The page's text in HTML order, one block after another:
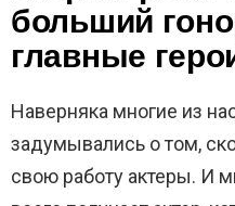
больший
главные
Наверняка многие из
задумывались о том,
свою работу актеры. И